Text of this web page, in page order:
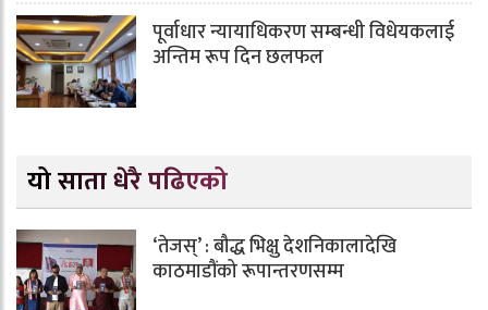
पूर्वाधार न्यायाधिकरण सम्बन्धी विधेयकलाई
अन्तिम रूप दिन छलफल
यो साता धेरै पढिएको
‘तेजस्’ : बौद्ध भिक्षु देशनिकालादेखि
काठमाडौंको रूपान्तरणसम्म